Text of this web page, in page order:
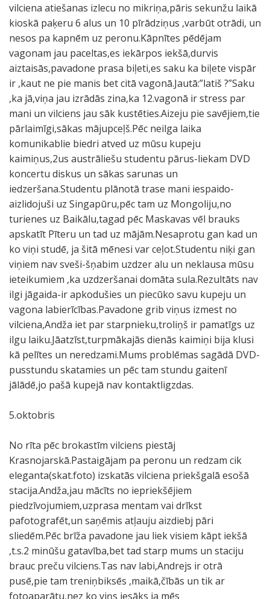
vilciena atiešanas izlecu no mikriņa,pāris sekunžu laikā
kioskā paķeru 6 alus un 10 pīrādziņus ,varbūt otrādi, un
nesos pa kapnēm uz peronu.Kāpnītes pēdējam
vagonam jau paceltas,es iekārpos iekšā,durvis
aiztaisās,pavadone prasa biļeti,es saku ka biļete vispār
ir ,kaut ne pie manis bet citā vagonā.Jautā:”latiš ?”Saku
,ka jā,viņa jau izrādās zina,ka 12.vagonā ir stress par
mani un vilciens jau sāk kustēties.Aizeju pie savējiem,tie
pārlaimīgi,sākas mājupceļš.Pēc neilga laika
komunikablie biedri atved uz mūsu kupeju
kaimiņus,2us austrāliešu studentu pārus-liekam DVD
koncertu diskus un sākas sarunas un
iedzeršana.Studentu plānotā trase mani iespaido-
aizlidojuši uz Singapūru,pēc tam uz Mongoliju,no
turienes uz Baikālu,tagad pēc Maskavas vēl brauks
apskatīt Pīteru un tad uz mājām.Nesaprotu gan kad un
ko viņi studē, ja šitā mēnesi var ceļot.Studentu niķi gan
viņiem nav sveši-šņabim uzdzer alu un neklausa mūsu
ieteikumiem ,ka uzdzeršanai domāta sula.Rezultāts nav
ilgi jāgaida-ir apkodušies un piecūko savu kupeju un
vagona labierīcības.Pavadone grib viņus izmest no
vilciena,Andža iet par starpnieku,troliņš ir pamatīgs uz
ilgu laiku.Jāatzīst,turpmākajās dienās kaimiņi bija klusi
kā pelītes un neredzami.Mums problēmas sagādā DVD-
pusstundu skatamies un pēc tam stundu gaitenī
jālādē,jo pašā kupejā nav kontaktligzdas.
5.oktobris
No rīta pēc brokastīm vilciens piestāj
Krasnojarskā.Pastaigājam pa peronu un redzam cik
eleganta(skat.foto) izskatās vilciena priekšgalā esošā
stacija.Andža,jau mācīts no iepriekšējiem
piedzīvojumiem,uzprasa mentam vai drīkst
pafotografēt,un saņēmis atļauju aizdiebj pāri
sliedēm.Pēc brīža pavadone jau liek visiem kāpt iekšā
,t.s.2 minūšu gatavība,bet tad starp mums un staciju
brauc preču vilciens.Tas nav labi,Andrejs ir otrā
pusē,pie tam treniņbiksēs ,maikā,čībās un tik ar
fotoaparātu,nez ko viņs iesāks ja mēs